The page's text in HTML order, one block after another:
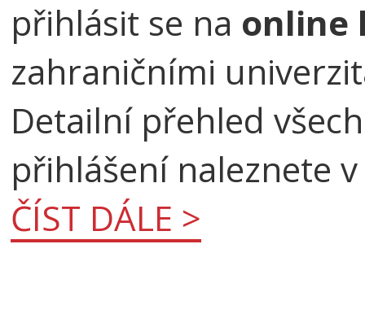
přihlásit se na online
zahraničními
Detailní přehled
přihlášení naleznete
ČÍST DÁLE >